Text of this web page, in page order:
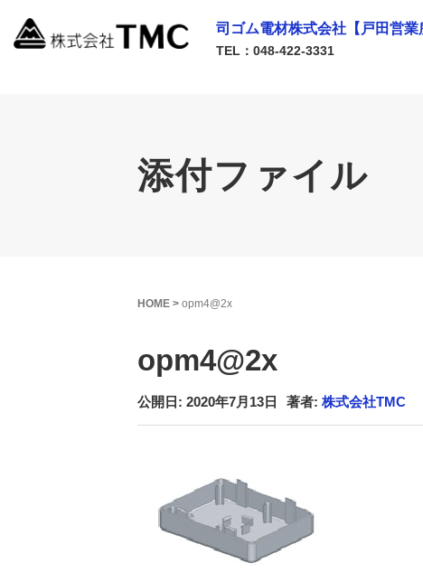
司ゴム電材株式会社【戸田営業
TEL：048-422-3331
添付ファイル
HOME > opm4@2x
opm4@2x
公開日: 2020年7月13日 著者: 株式会社TMC